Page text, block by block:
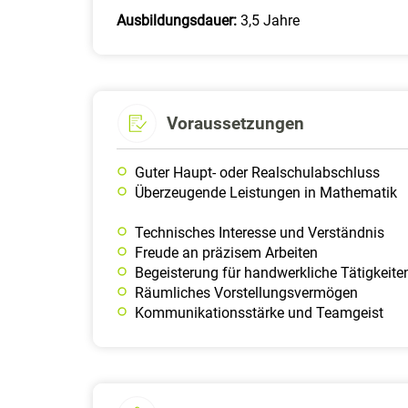
Ausbildungsdauer: 3,5 Jahre
Voraussetzungen
Guter Haupt- oder Realschulabschluss
Überzeugende Leistungen in Mathematik
Technisches Interesse und Verständnis
Freude an präzisem Arbeiten
Begeisterung für handwerkliche
Räumliches Vorstellungsvermögen
Kommunikationsstärke und Teamgeist